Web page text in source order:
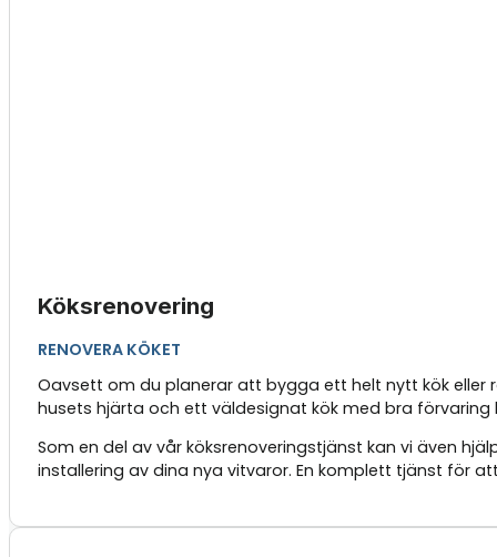
Köksrenovering
RENOVERA KÖKET
Oavsett om du planerar att bygga ett helt nytt kök eller
husets hjärta och ett väldesignat kök med bra
Som en del av vår köksrenoveringstjänst kan vi även
installering av dina nya vitvaror. En komplett tjänst för